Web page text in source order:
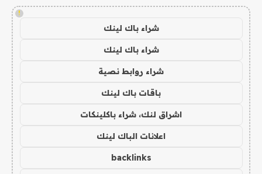
!
شراء باك لينك
شراء باك لينك
شراء روابط نصية
باقات باك لينك
اشراق لنك، شراء باكلينكات
اعلانات الباك لينك
backlinks